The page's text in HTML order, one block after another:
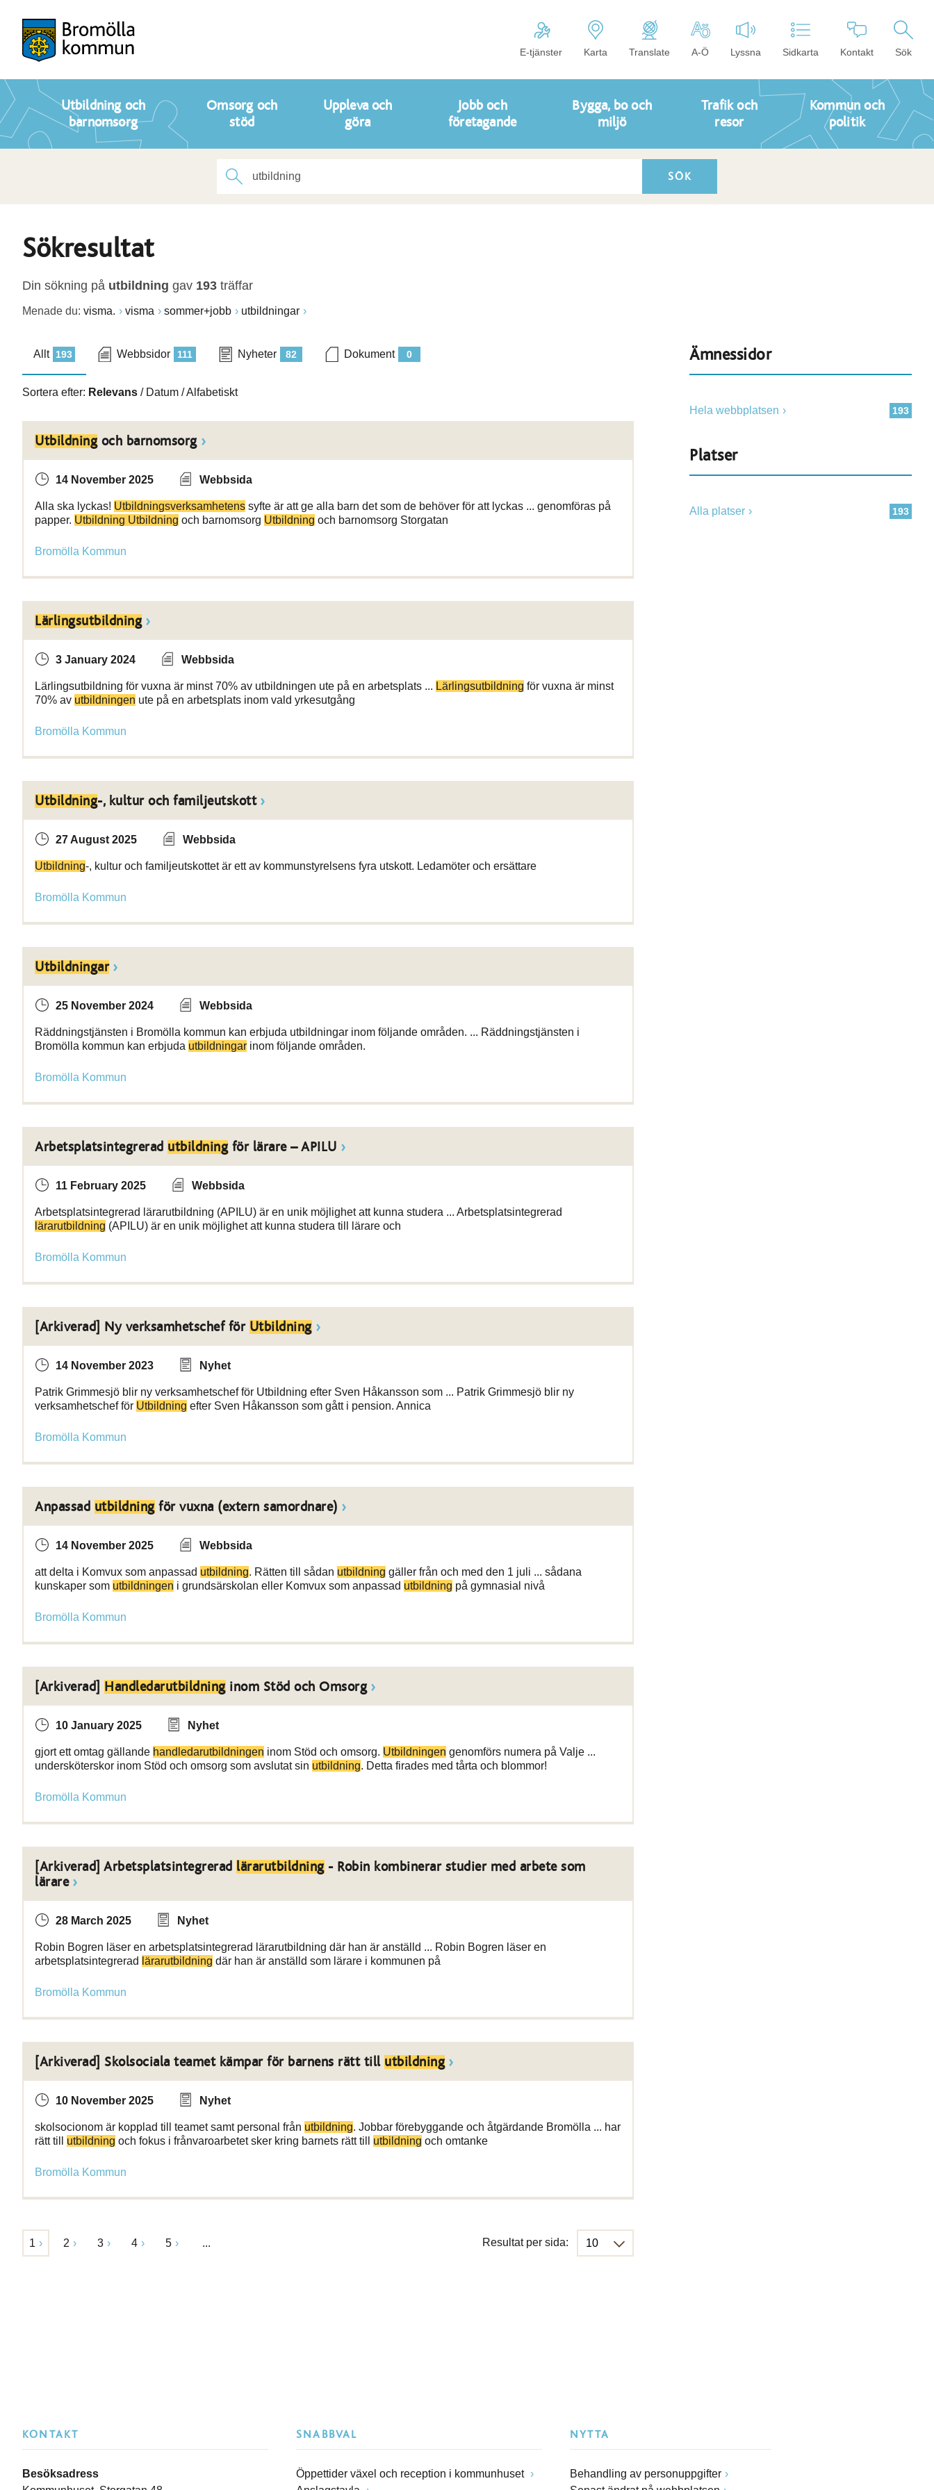
E-tjänster Karta Translate A-Ö Lyssna Sidkarta Kontakt Sök
Utbildning och
barnomsorg
Omsorg och
stöd
Uppleva och
göra
Jobb och
företagande
Bygga, bo och
miljö
Trafik och
resor
Kommun och
politik
Sökresultat
Din sökning på utbildning gav 193 träffar
Menade du: visma. visma sommer+jobb utbildningar
193
Allt 111
Webbsidor 82
Nyheter 0
Dokument
Sortera efter: Relevans / Datum /Alfabetiskt
Utbildning och barnomsorg
14 November 2025 Webbsida
Alla ska lyckas! Utbildningsverksamhetens syfte är att ge alla barn det som de behöver för att lyckas ... genomföras på
papper. Utbildning Utbildning och barnomsorg Utbildning och barnomsorg Storgatan
Bromölla Kommun
Lärlingsutbildning
3 January 2024 Webbsida
Lärlingsutbildning för vuxna är minst 70% av utbildningen ute på en arbetsplats ... Lärlingsutbildning för vuxna är minst
70% av utbildningen ute på en arbetsplats inom vald yrkesutgång
Bromölla Kommun
Utbildning-, kultur och familjeutskott
27 August 2025 Webbsida
Utbildning-, kultur och familjeutskottet är ett av kommunstyrelsens fyra utskott. Ledamöter och ersättare
Bromölla Kommun
Utbildningar
25 November 2024 Webbsida
Räddningstjänsten i Bromölla kommun kan erbjuda utbildningar inom följande områden. ... Räddningstjänsten i
Bromölla kommun kan erbjuda utbildningar inom följande områden.
Bromölla Kommun
Arbetsplatsintegrerad utbildning för lärare – APILU
11 February 2025 Webbsida
Arbetsplatsintegrerad lärarutbildning (APILU) är en unik möjlighet att kunna studera ... Arbetsplatsintegrerad
lärarutbildning (APILU) är en unik möjlighet att kunna studera till lärare och
Bromölla Kommun
[Arkiverad] Ny verksamhetschef för Utbildning
14 November 2023 Nyhet
Patrik Grimmesjö blir ny verksamhetschef för Utbildning efter Sven Håkansson som ... Patrik Grimmesjö blir ny
verksamhetschef för Utbildning efter Sven Håkansson som gått i pension. Annica
Bromölla Kommun
Anpassad utbildning för vuxna (extern samordnare)
14 November 2025 Webbsida
att delta i Komvux som anpassad utbildning. Rätten till sådan utbildning gäller från och med den 1 juli ... sådana
kunskaper som utbildningen i grundsärskolan eller Komvux som anpassad utbildning på gymnasial nivå
Bromölla Kommun
[Arkiverad] Handledarutbildning inom Stöd och Omsorg
10 January 2025 Nyhet
gjort ett omtag gällande handledarutbildningen inom Stöd och omsorg. Utbildningen genomförs numera på Valje ...
undersköterskor inom Stöd och omsorg som avslutat sin utbildning. Detta firades med tårta och blommor!
Bromölla Kommun
[Arkiverad] Arbetsplatsintegrerad lärarutbildning - Robin kombinerar studier med arbete som
lärare
28 March 2025 Nyhet
Robin Bogren läser en arbetsplatsintegrerad lärarutbildning där han är anställd ... Robin Bogren läser en
arbetsplatsintegrerad lärarutbildning där han är anställd som lärare i kommunen på
Bromölla Kommun
[Arkiverad] Skolsociala teamet kämpar för barnens rätt till utbildning
10 November 2025 Nyhet
skolsocionom är kopplad till teamet samt personal från utbildning. Jobbar förebyggande och åtgärdande Bromölla ... har
rätt till utbildning och fokus i frånvaroarbetet sker kring barnets rätt till utbildning och omtanke
Bromölla Kommun
1 2 3 4 5 ... Resultat per sida:
Ämnessidor
193
Hela webbplatsen
Platser
193
Alla platser
KONTAKT
Besöksadress
SNABBVAL
Öppettider växel och reception i kommunhuset
NYTTA
Behandling av personuppgifter